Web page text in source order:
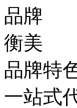
品牌
衡美
品牌特
一站式